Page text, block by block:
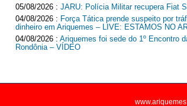
05/08/2026 : JARU: Polícia Militar recupera Fiat
04/08/2026 : Força Tática prende suspeito por
dinheiro em Ariquemes – LIVE: ESTAMOS NO
04/08/2026 : Ariquemes foi sede do 1º Encontro
Rondônia – VÍDEO